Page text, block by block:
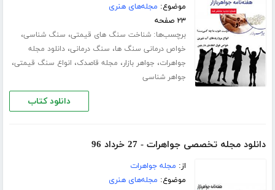
موضوع: مجله‌های هنری
۲۳ صفحه
برچسب‌ها:شناخت سنگ های قیمتی، سنگ شناسی،
خواص درمانی سنگ ها، سنگ درمانی،دانلود مجله
جواهرات، جواهر بازار، مجله قاصدک، انواع سنگ قیمتی،
جواهر شناسی
دانلود کتاب
دانلود مجله تخصصی جواهرات - 27 خرداد 96
از: مجله جواهرات
موضوع: مجله‌های هنری